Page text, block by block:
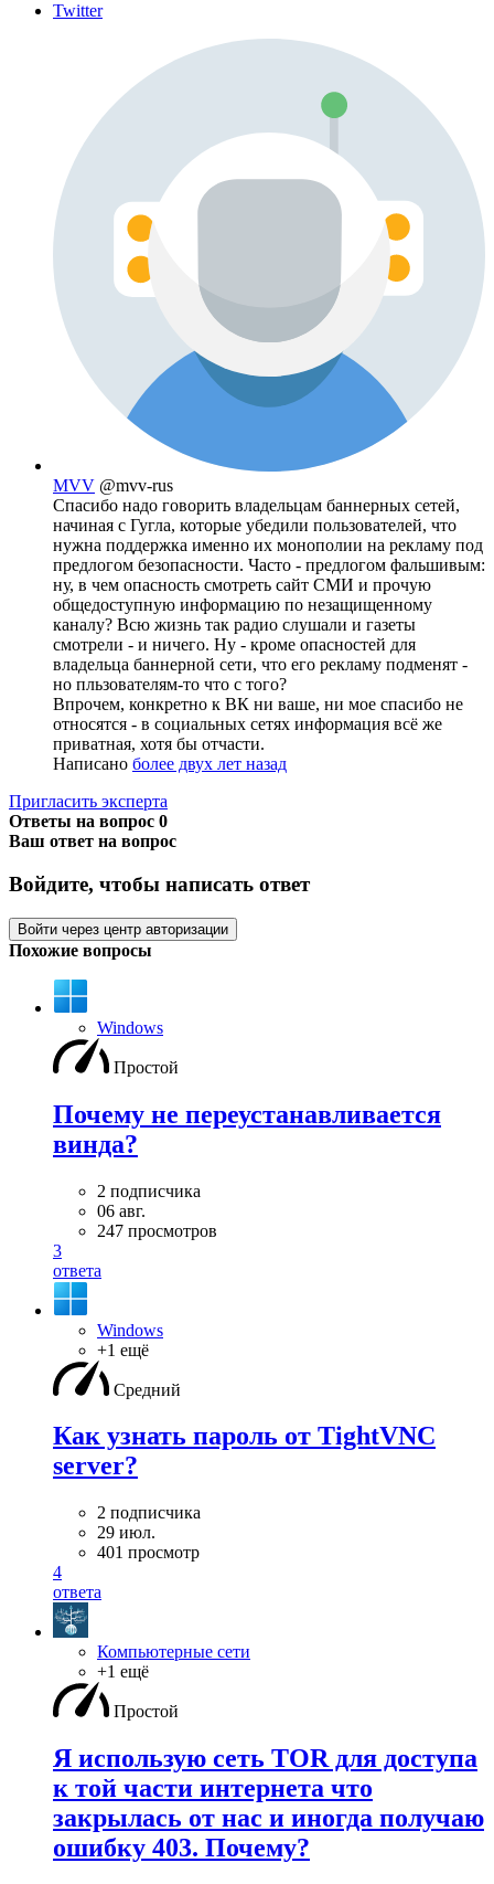
Twitter
MVV @mvv-rus
Спасибо надо говорить владельцам баннерных сетей,
начиная с Гугла, которые убедили пользователей, что
нужна поддержка именно их монополии на рекламу под
предлогом безопасности. Часто - предлогом фальшивым:
ну, в чем опасность смотреть сайт СМИ и прочую
общедоступную информацию по незащищенному
каналу? Всю жизнь так радио слушали и газеты
смотрели - и ничего. Ну - кроме опасностей для
владельца баннерной сети, что его рекламу подменят -
но пльзователям-то что с того?
Впрочем, конкретно к ВК ни ваше, ни мое спасибо не
относятся - в социальных сетях информация всё же
приватная, хотя бы отчасти.
Написано более двух лет назад
Пригласить эксперта
Ответы на вопрос 0
Ваш ответ на вопрос
Войдите, чтобы написать ответ
Войти через центр авторизации
Похожие вопросы
Windows
Простой
Почему не переустанавливается
винда?
2 подписчика
06 авг.
247 просмотров
3
ответа
Windows
+1 ещё
Средний
Как узнать пароль от TightVNC
server?
2 подписчика
29 июл.
401 просмотр
4
ответа
Компьютерные сети
+1 ещё
Простой
Я использую сеть TOR для доступа
к той части интернета что
закрылась от нас и иногда получаю
ошибку 403. Почему?